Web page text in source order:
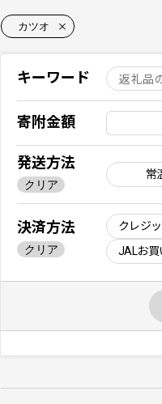
カツオ
キーワード
寄附金額
発送方法
クリア
常
決済方法
クリア
クレジ
JALお買